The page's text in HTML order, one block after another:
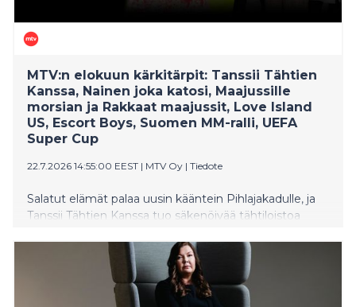
MTV:n elokuun kärkitärpit: Tanssii Tähtien
Kanssa, Nainen joka katosi, Maajussille
morsian ja Rakkaat maajussit, Love Island
US, Escort Boys, Suomen MM-ralli, UEFA
Super Cup
22.7.2026 14:55:00 EEST | MTV Oy | Tiedote
Salatut elämät palaa uusin kääntein Pihlajakadulle, ja
Tanssii Tähtien Kanssa tuo säkenöivää tähtiloistoa
rakkauden äärelle Maajussille morsian- ja Rakkaat
maajussit -ohjelmien parissa. Uusi kotimainen
psykologinen trilleri Nainen joka katosi saa ensi-iltansa.
MTV Katsomoon saapuvat myös ranskalainen